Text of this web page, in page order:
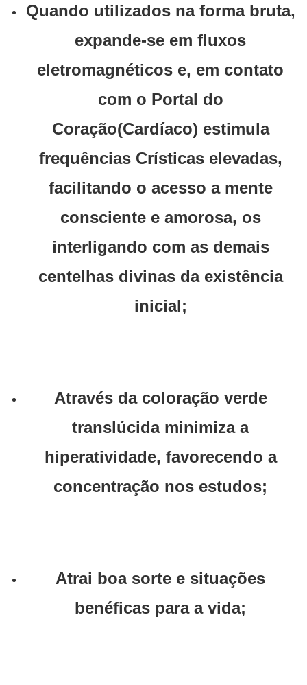
Quando utilizados na forma bruta,
expande-se em fluxos
eletromagnéticos e, em contato
com o Portal do
Coração(Cardíaco) estimula
frequências Crísticas elevadas,
facilitando o acesso a mente
consciente e amorosa, os
interligando com as demais
centelhas divinas da existência
inicial;
Através da coloração verde
translúcida minimiza a
hiperatividade, favorecendo a
concentração nos estudos;
Atrai boa sorte e situações
benéficas para a vida;